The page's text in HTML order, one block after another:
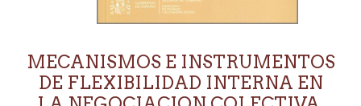
MECANISMOS E INSTRUMENTOS
DE FLEXIBILIDAD INTERNA EN